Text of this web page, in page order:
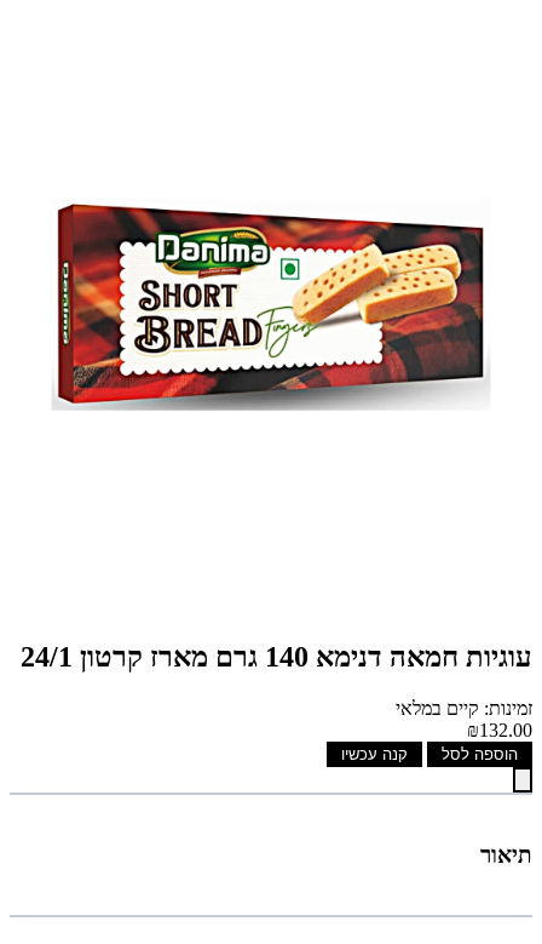
עוגיות חמאה דנימא 140 גרם מארז קרטון 24/1
זמינות: קיים במלאי
₪132.00
הוספה לסל קנה עכשיו
תיאור